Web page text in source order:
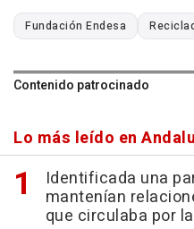
Fundación Endesa
Contenido patrocinado
Lo más leído en
Identificada una
mantenían
que circulaba por